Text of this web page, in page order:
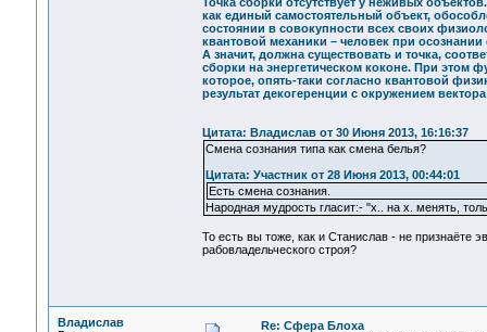
как единый самостоятельный объект,
состоянии в совокупности всех своих
квантовой механики – человек при
А значит, должна существовать и точка,
сборки на энергетическом коконе. При этом
которое, опять-таки согласно квантовой
результат декогеренции с окружением
Цитата: Владислав от 30 Июня 2013, 16:16:37
Смена сознания типа как смена белья?
Цитата: Участник от 28 Июня 2013, 00:44:01
Есть смена сознания.
Народная мудрость гласит:- "х.. на х. менять,
То есть вы тоже, как и Станислав - не
рабовладельческого строя?
Владислав
Re: Сфера Блоха